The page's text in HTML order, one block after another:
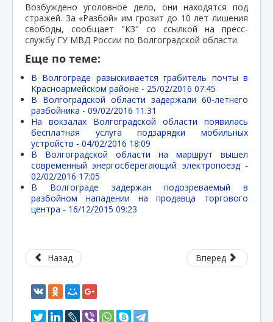
Возбуждено уголовное дело, они находятся под
стражей. За «Разбой» им грозит до 10 лет лишения
свободы, сообщает "КЗ" со ссылкой на пресс-
службу ГУ МВД России по Волгоградской области.
Еще по теме:
В Волгограде разыскивается грабитель почты в
Красноармейском районе - 25/02/2016 07:45
В Волгоградской области задержали 60-летнего
разбойника - 09/02/2016 11:31
На вокзалах Волгоградской области появилась
бесплатная услуга подзарядки мобильных
устройств - 04/02/2016 18:09
В Волгоградской области на маршрут вышел
современный энергосберегающий электропоезд -
02/02/2016 17:05
В Волгограде задержан подозреваемый в
разбойном нападении на продавца торгового
центра - 16/12/2015 09:23
Назад Вперед